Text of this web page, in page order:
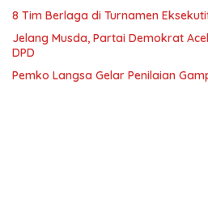
8 Tim Berlaga di Turnamen
Jelang Musda, Partai Demokrat
DPD
Pemko Langsa Gelar Penilaian